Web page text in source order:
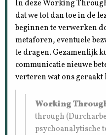
In deze Working
dat we tot dan toe in de
beginnen te verwerken
metaforen, eventuele
te dragen. Gezamenlijk
communicatie nieuwe
verteren wat ons geraakt
Working
through
psychoanalytische